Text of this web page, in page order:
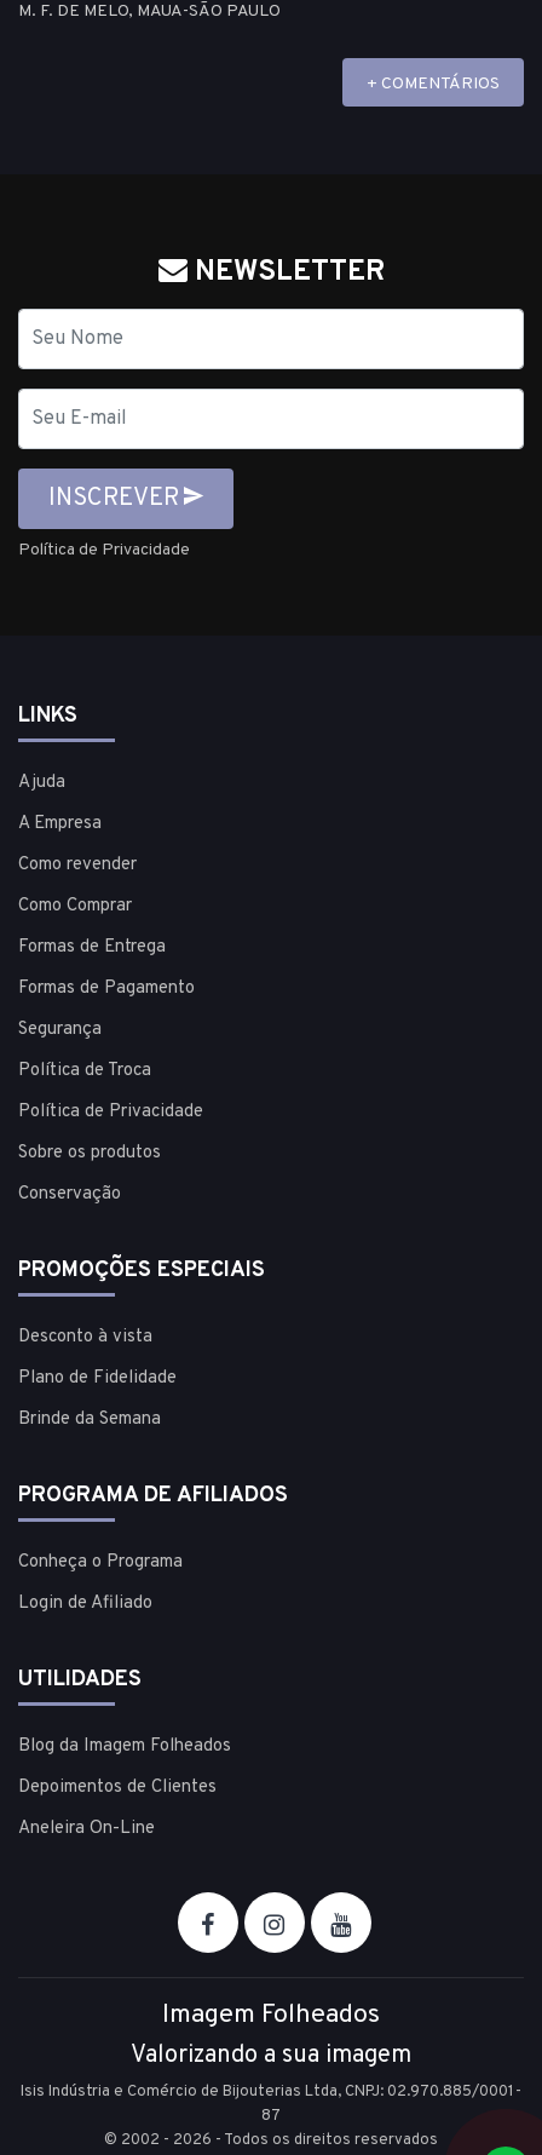
M. F. DE MELO, MAUA-SÃO PAULO
+ COMENTÁRIOS
NEWSLETTER
mail
INSCREVER
Política de Privacidade
LINKS
Ajuda
A Empresa
Como revender
Como Comprar
Formas de Entrega
Formas de Pagamento
Segurança
Política de Troca
Política de Privacidade
Sobre os produtos
Conservação
PROMOÇÕES ESPECIAIS
Desconto à vista
Plano de Fidelidade
Brinde da Semana
PROGRAMA DE AFILIADOS
Conheça o Programa
Login de Afiliado
UTILIDADES
Blog da Imagem Folheados
Depoimentos de Clientes
Aneleira On-Line
Imagem Folheados
Valorizando a sua imagem
Isis Indústria e Comércio de Bijouterias Ltda, CNPJ: 02.970.885/0001-
87
© 2002 - 2026 - Todos os direitos reservados